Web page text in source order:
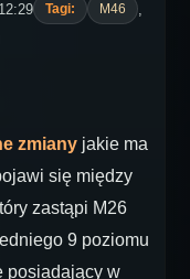
Tagi: M46
zmiany jakie ma
się między
zastąpi M26
9 poziomu
posiadający w